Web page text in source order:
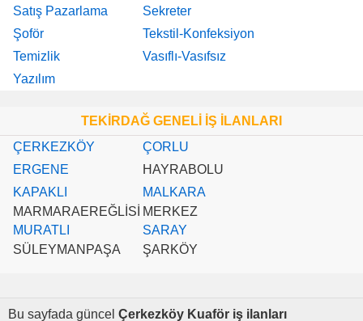
Satış Pazarlama
Sekreter
Şoför
Tekstil-Konfeksiyon
Temizlik
Vasıflı-Vasıfsız
Yazılım
TEKİRDAĞ GENELİ İŞ İLANLARI
ÇERKEZKÖY
ÇORLU
ERGENE
HAYRABOLU
KAPAKLI
MALKARA
MARMARAEREĞLİSİ MERKEZ
MURATLI
SARAY
SÜLEYMANPAŞA
ŞARKÖY
Bu sayfada güncel Çerkezköy Kuaför iş ilanları